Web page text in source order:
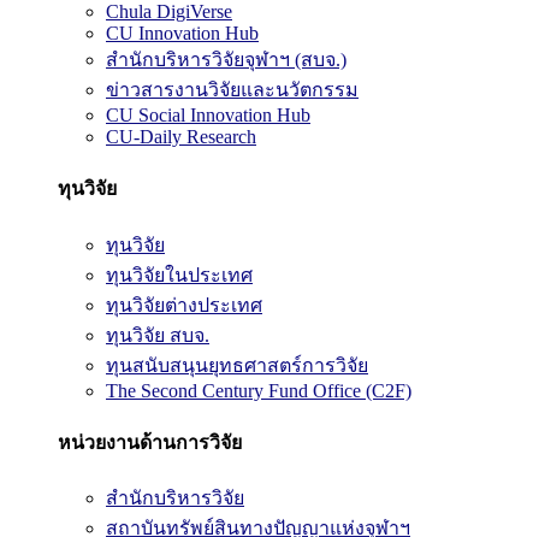
Chula DigiVerse
CU Innovation Hub
สำนักบริหารวิจัยจุฬาฯ (สบจ.)
ข่าวสารงานวิจัยและนวัตกรรม
CU Social Innovation Hub
CU-Daily Research
ทุนวิจัย
ทุนวิจัย
ทุนวิจัยในประเทศ
ทุนวิจัยต่างประเทศ
ทุนวิจัย สบจ.
ทุนสนับสนุนยุทธศาสตร์การวิจัย
The Second Century Fund Office (C2F)
หน่วยงานด้านการวิจัย
สำนักบริหารวิจัย
สถาบันทรัพย์สินทางปัญญาแห่งจุฬาฯ